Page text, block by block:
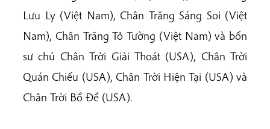
Lưu Ly (Việt Nam), Chân Trăng Sáng Soi (Việt
Nam), Chân Trăng Tỏ Tường (Việt Nam) và bốn
sư chú Chân Trời Giải Thoát (USA), Chân Trời
Quán Chiếu (USA), Chân Trời Hiện Tại (USA) và
Chân Trời Bồ Đề (USA).